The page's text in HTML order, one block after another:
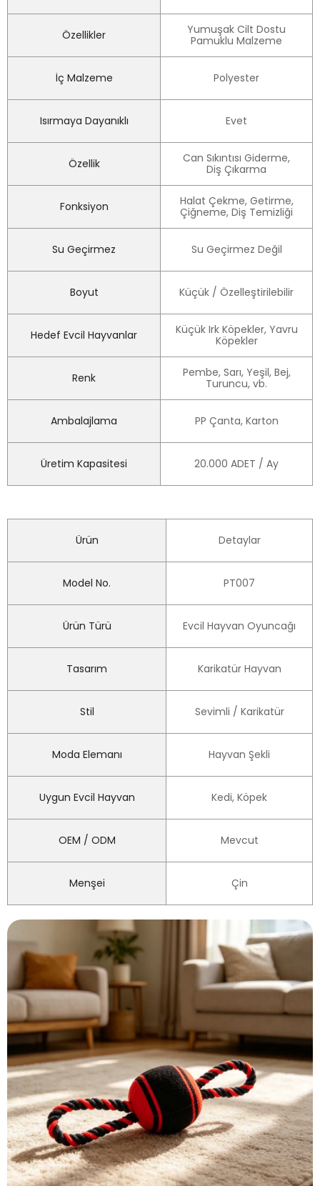
Özellikler
Yumuşak Cilt Dostu
Pamuklu Malzeme
İç Malzeme Polyester
Isırmaya Dayanıklı Evet
Özellik
Can Sıkıntısı Giderme,
Diş Çıkarma
Fonksiyon
Halat Çekme, Getirme,
Çiğneme, Diş Temizliği
Su Geçirmez Su Geçirmez Değil
Boyut Küçük / Özelleştirilebilir
Hedef Evcil Hayvanlar
Küçük Irk Köpekler, Yavru
Köpekler
Renk
Pembe, Sarı, Yeşil, Bej,
Turuncu, vb.
Ambalajlama PP Çanta, Karton
Üretim Kapasitesi 20.000 ADET / Ay
Ürün Detaylar
Model No. PT007
Ürün Türü Evcil Hayvan Oyuncağı
Tasarım Karikatür Hayvan
Stil Sevimli / Karikatür
Moda Elemanı Hayvan Şekli
Uygun Evcil Hayvan Kedi, Köpek
OEM / ODM Mevcut
Menşei Çin